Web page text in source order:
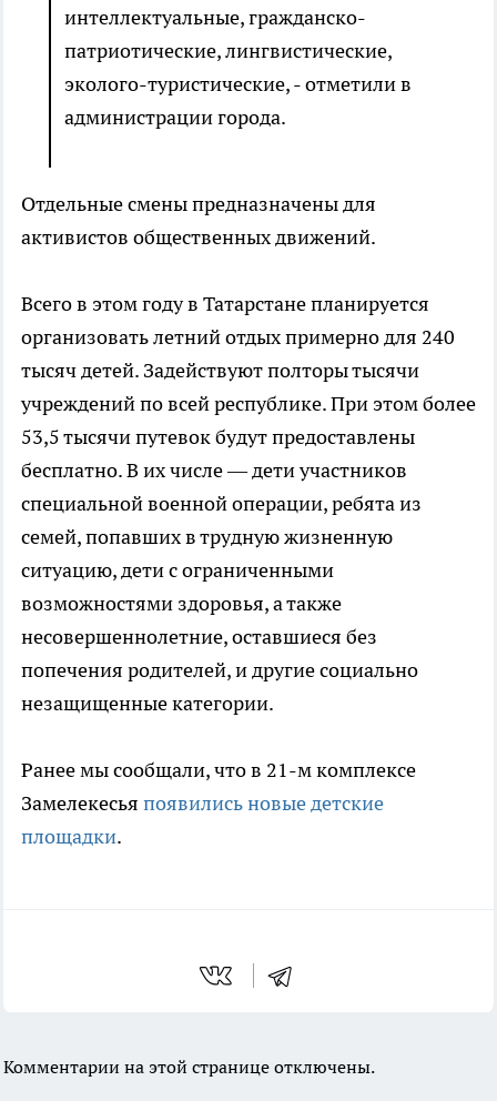
интеллектуальные, гражданско-
патриотические, лингвистические,
эколого-туристические, - отметили в
администрации города.
Отдельные смены предназначены для
активистов общественных движений.
Всего в этом году в Татарстане планируется
организовать летний отдых примерно для 240
тысяч детей. Задействуют полторы тысячи
учреждений по всей республике. При этом более
53,5 тысячи путевок будут предоставлены
бесплатно. В их числе — дети участников
специальной военной операции, ребята из
семей, попавших в трудную жизненную
ситуацию, дети с ограниченными
возможностями здоровья, а также
несовершеннолетние, оставшиеся без
попечения родителей, и другие социально
незащищенные категории.
Ранее мы сообщали, что в 21-м комплексе
Замелекесья появились новые детские
площадки.
Комментарии на этой странице отключены.